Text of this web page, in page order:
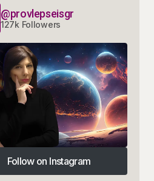
@provlepseisgr
127k Followers
Follow on Instagram
Follow on Instagram